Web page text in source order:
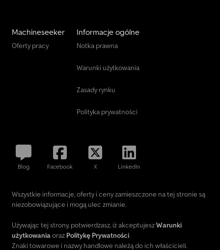
Machineseeker
Oferty pracy
Informacje ogólne
Notka prawna
Warunki użytkowania
Zasady rynku
Polityka prywatności
Blog Facebook X LinkedIn
Wszystkie informacje, oferty i ceny zamieszczone na tej stronie są
niezobowiązujące i mogą ulec zmianie.
Używając tej strony, potwierdzasz, iż akceptujeszWarunki
użytkowaniaoraz Politykę Prywatności.
Znaki towarowe i nazwy handlowe należą do ich właścicieli.